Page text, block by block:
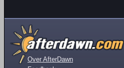
Over AfterDawn